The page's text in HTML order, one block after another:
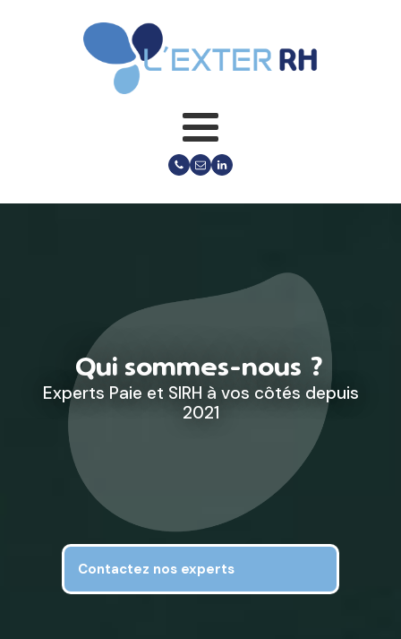
Qui sommes-nous ?
Experts Paie et SIRH à vos côtés depuis
2021
Contactez nos experts